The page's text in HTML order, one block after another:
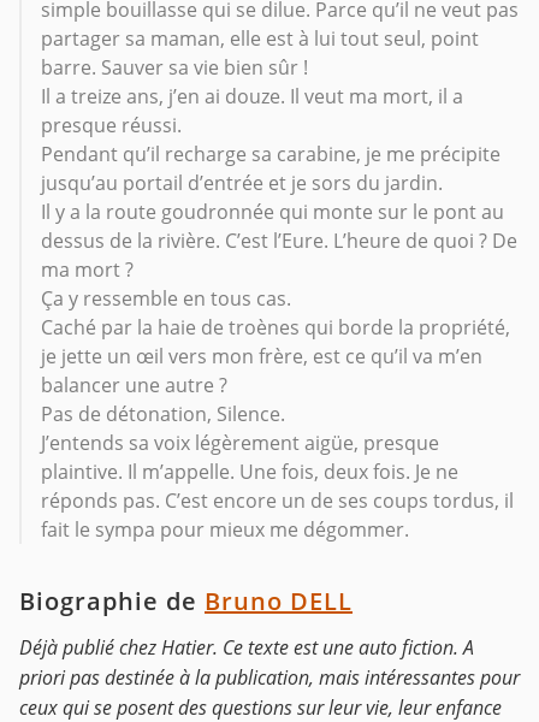
simple bouillasse qui se dilue. Parce qu’il ne veut pas
partager sa maman, elle est à lui tout seul, point
barre. Sauver sa vie bien sûr !
Il a treize ans, j’en ai douze. Il veut ma mort, il a
presque réussi.
Pendant qu’il recharge sa carabine, je me précipite
jusqu’au portail d’entrée et je sors du jardin.
Il y a la route goudronnée qui monte sur le pont au
dessus de la rivière. C’est l’Eure. L’heure de quoi ? De
ma mort ?
Ça y ressemble en tous cas.
Caché par la haie de troènes qui borde la propriété,
je jette un œil vers mon frère, est ce qu’il va m’en
balancer une autre ?
Pas de détonation, Silence.
J’entends sa voix légèrement aigüe, presque
plaintive. Il m’appelle. Une fois, deux fois. Je ne
réponds pas. C’est encore un de ses coups tordus, il
fait le sympa pour mieux me dégommer.
Biographie de Bruno DELL
Déjà publié chez Hatier. Ce texte est une auto fiction. A
priori pas destinée à la publication, mais intéressantes pour
ceux qui se posent des questions sur leur vie, leur enfance